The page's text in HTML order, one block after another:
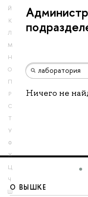
Й
К
Л
М
Н
О
П
Р
С
Т
У
Ф
Х
Ц
Ч
Ш
Ничего не
О ВЫШКЕ